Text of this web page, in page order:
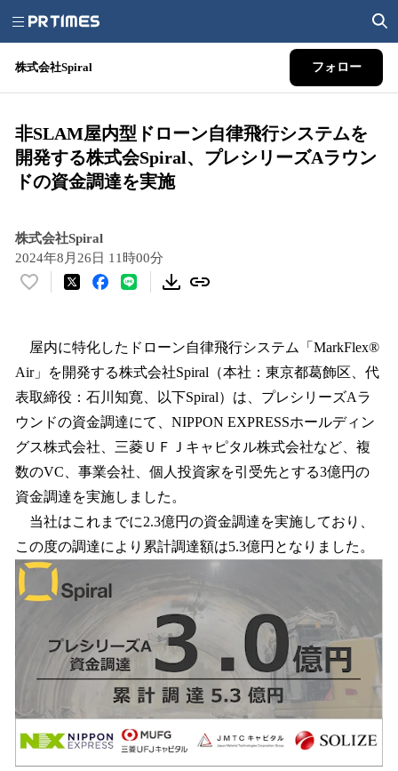
株式会社Spiral フォロー
非SLAM屋内型ドローン自律飛行システムを
開発する株式会Spiral、プレシリーズAラウン
ドの資金調達を実施
株式会社Spiral
2024年8月26日 11時00分
い
！
を
読
み
込
中
で
す
屋内に特化したドローン自律飛行システム「MarkFlex®
Air」を開発する株式会社Spiral（本社：東京都葛飾区、代
表取締役：石川知寛、以下Spiral）は、プレシリーズAラ
ウンドの資金調達にて、NIPPON EXPRESSホールディン
グス株式会社、三菱ＵＦＪキャピタル株式会社など、複
数のVC、事業会社、個人投資家を引受先とする3億円の
資金調達を実施しました。
当社はこれまでに2.3億円の資金調達を実施しており、
この度の調達により累計調達額は5.3億円となりました。